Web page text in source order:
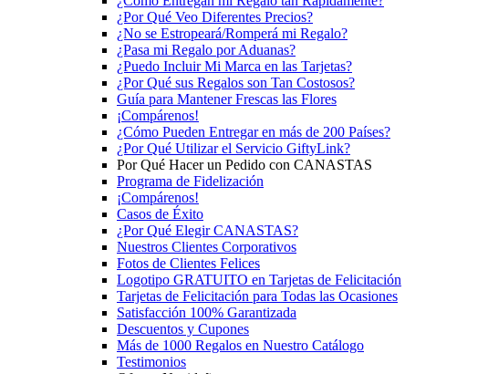
¿Por Qué Veo Diferentes Precios?
¿No se Estropeará/Romperá mi Regalo?
¿Pasa mi Regalo por Aduanas?
¿Puedo Incluir Mi Marca en las Tarjetas?
¿Por Qué sus Regalos son Tan Costosos?
Guía para Mantener Frescas las Flores
¡Compárenos!
¿Cómo Pueden Entregar en más de 200 Países?
¿Por Qué Utilizar el Servicio GiftyLink?
Por Qué Hacer un Pedido con CANASTAS
Programa de Fidelización
¡Compárenos!
Casos de Éxito
¿Por Qué Elegir CANASTAS?
Nuestros Clientes Corporativos
Fotos de Clientes Felices
Logotipo GRATUITO en Tarjetas de Felicitación
Tarjetas de Felicitación para Todas las Ocasiones
Satisfacción 100% Garantizada
Descuentos y Cupones
Más de 1000 Regalos en Nuestro Catálogo
Testimonios